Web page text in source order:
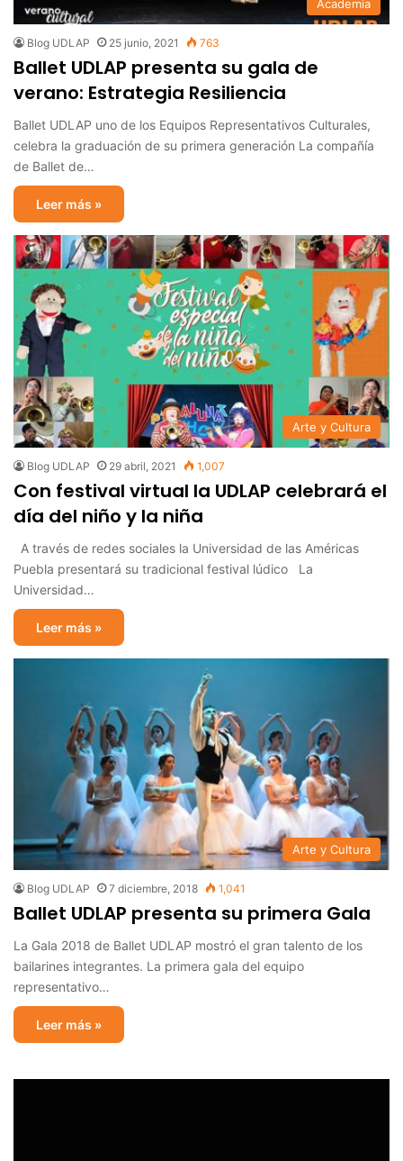
Academia
Blog UDLAP 25 junio, 2021 763
Ballet UDLAP presenta su gala de
verano: Estrategia Resiliencia
Ballet UDLAP uno de los Equipos Representativos Culturales,
celebra la graduación de su primera generación La compañía
de Ballet de…
Leer más »
Arte y Cultura
Blog UDLAP 29 abril, 2021 1,007
Con festival virtual la UDLAP celebrará el
día del niño y la niña
A través de redes sociales la Universidad de las Américas
Puebla presentará su tradicional festival lúdico La
Universidad…
Leer más »
Arte y Cultura
Blog UDLAP 7 diciembre, 2018 1,041
Ballet UDLAP presenta su primera Gala
La Gala 2018 de Ballet UDLAP mostró el gran talento de los
bailarines integrantes. La primera gala del equipo
representativo…
Leer más »